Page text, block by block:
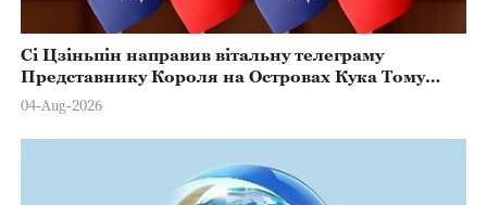
Сі Цзіньпін направив вітальну телеграму
Представнику Короля на Островах Кука Тому
Марстерсу з нагоди Дня Конституції
04-Aug-2026